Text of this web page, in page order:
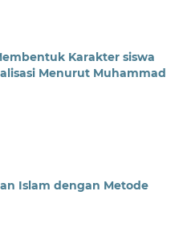
Karakter siswa
Menurut Muhammad
Islam dengan Metode